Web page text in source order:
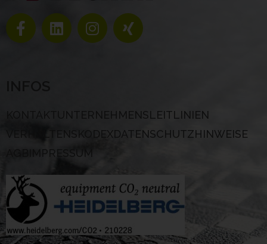
UNTERNEHMENSLEITLINIEN
VERHALTENSKODEX DATENSCHUTZHINWEISE
IMPRESSUM